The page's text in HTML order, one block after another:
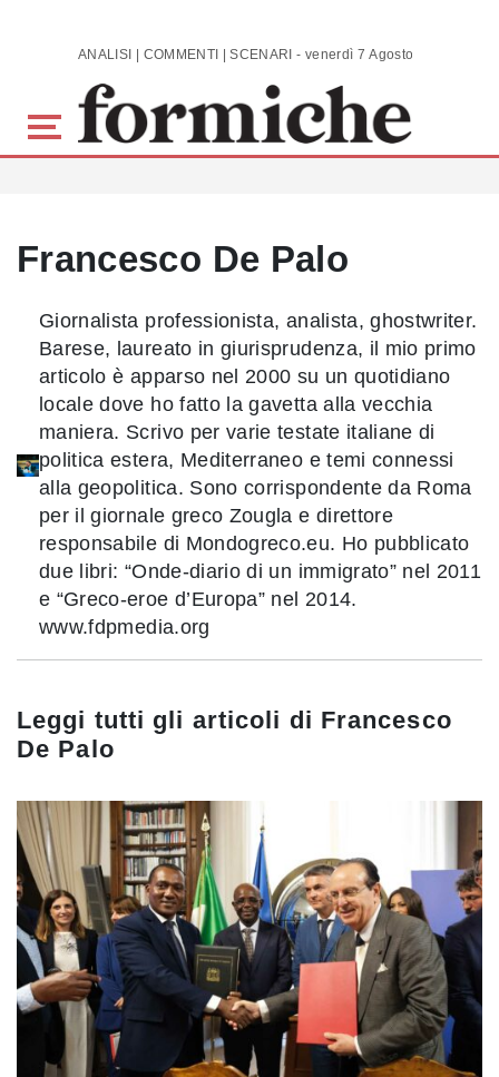
Skip to main content ANALISI | COMMENTI | SCENARI - venerdì 7 Agosto 2026
Francesco De Palo
Giornalista professionista, analista, ghostwriter.
Barese, laureato in giurisprudenza, il mio primo
articolo è apparso nel 2000 su un quotidiano
locale dove ho fatto la gavetta alla vecchia
maniera. Scrivo per varie testate italiane di
politica estera, Mediterraneo e temi connessi
alla geopolitica. Sono corrispondente da Roma
per il giornale greco Zougla e direttore
responsabile di Mondogreco.eu. Ho pubblicato
due libri: “Onde-diario di un immigrato” nel 2011
e “Greco-eroe d’Europa” nel 2014.
www.fdpmedia.org
Leggi tutti gli articoli di Francesco
De Palo